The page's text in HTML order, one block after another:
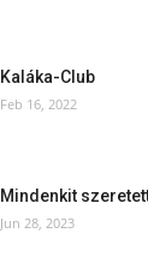
Kaláka-Club
Feb 16, 2022
Mindenkit
Jun 28, 2023